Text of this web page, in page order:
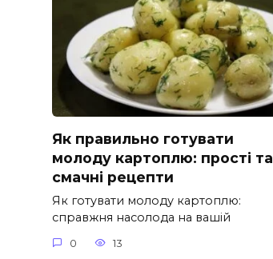
Як правильно готувати
молоду картоплю: прості та
смачні рецепти
Як готувати молоду картоплю:
справжня насолода на вашій
0 13